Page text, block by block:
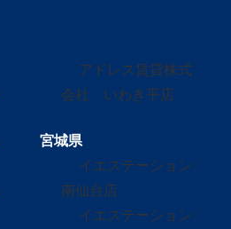
アドレス賃貸株式
会社 いわき平店
宮城県
イエステーション
南仙台店
イエステーション